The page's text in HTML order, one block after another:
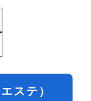
ステ）